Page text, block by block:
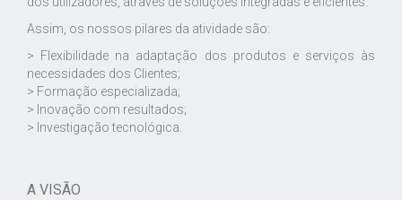
Assim, os nossos pilares da atividade são:
> Flexibilidade na adaptação dos produtos e serviços às
necessidades dos Clientes;
> Formação especializada;
> Inovação com resultados;
> Investigação tecnológica.
A VISÃO